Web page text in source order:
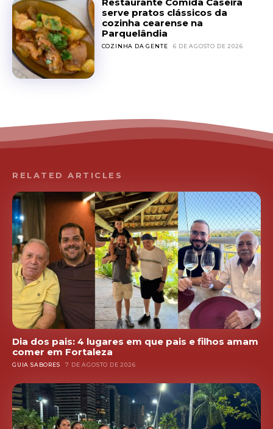
serve pratos clássicos da
cozinha cearense na
Parquelândia
COZINHA DA GENTE 6 DE AGOSTO DE 2026
RELATED ARTICLES
Dia dos pais: 4 lugares em que pais e filhos amam
comer em Fortaleza
GUIA SABORES 7 DE AGOSTO DE 2026